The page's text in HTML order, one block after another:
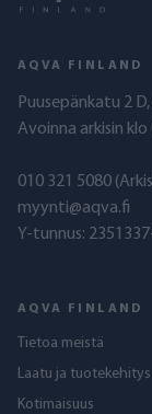
AQVA FINLAND
Puusepänkatu 2
Avoinna arkisin klo
010 321 5080
myynti@aqva.fi
Y-tunnus:
AQVA FINLAND
Tietoa meistä
Laatu ja tuotekehitys
Kotimaisuus